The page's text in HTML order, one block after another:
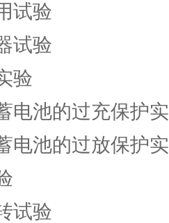
试验
试验
验
电池的过充保护
电池的过放保护
试验